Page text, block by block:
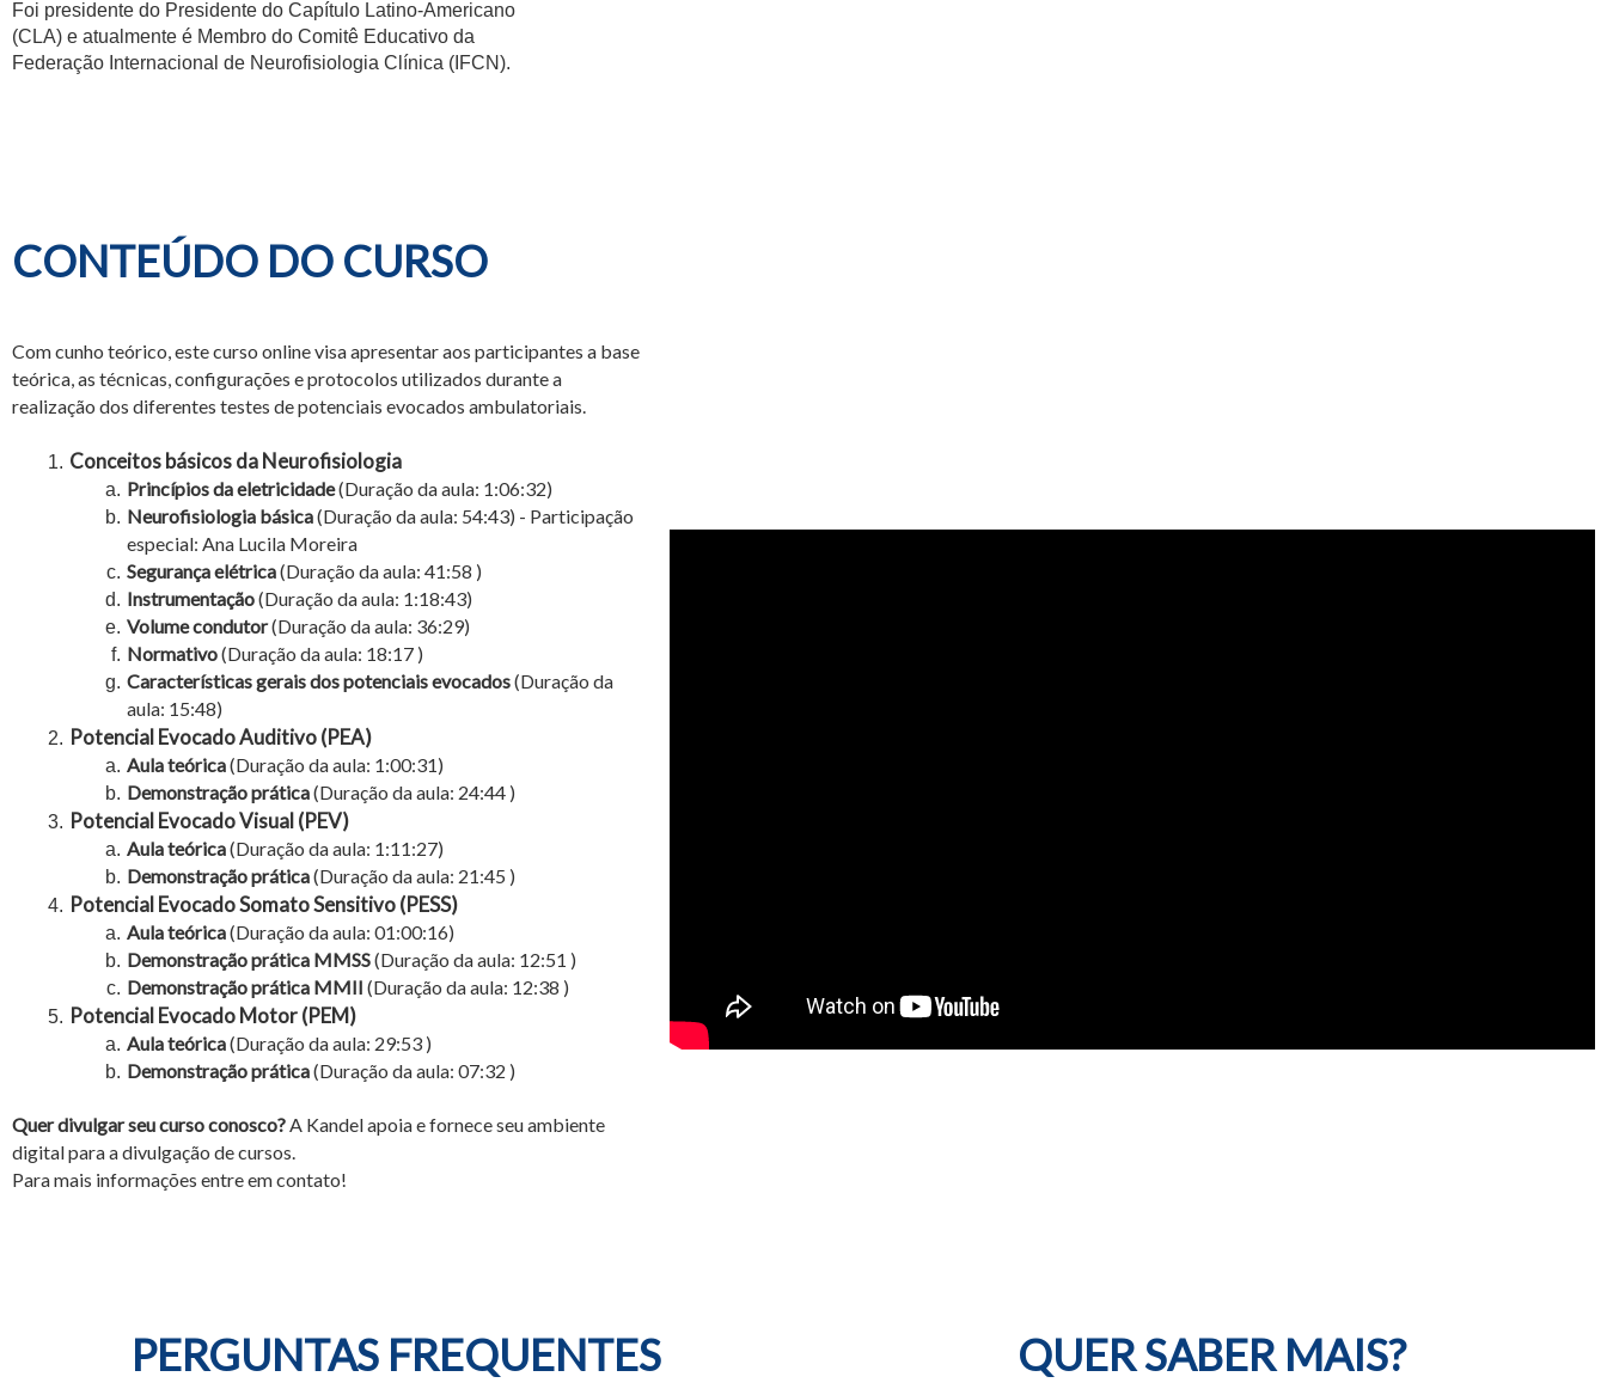
Foi presidente do Presidente do Capítulo Latino-Americano
(CLA) e atualmente é Membro do Comitê Educativo da
Federação Internacional de Neurofisiologia Clínica (IFCN).
CONTEÚDO DO CURSO
Com cunho teórico, este curso online visa apresentar aos participantes a base
teórica, as técnicas, configurações e protocolos utilizados durante a
realização dos diferentes testes de potenciais evocados ambulatoriais.
Conceitos básicos da Neurofisiologia
Princípios da eletricidade(Duração da aula: 1:06:32)
Neurofisiologia básica(Duração da aula: 54:43) - Participação
especial: Ana Lucila Moreira
Segurança elétrica(Duração da aula: 41:58 )
Instrumentação(Duração da aula: 1:18:43)
Volume condutor(Duração da aula: 36:29)
Normativo(Duração da aula: 18:17 )
Características gerais dos potenciais evocados(Duração da
aula: 15:48)
Potencial Evocado Auditivo (PEA)
Aula teórica(Duração da aula: 1:00:31)
Demonstração prática(Duração da aula: 24:44 )
Potencial Evocado Visual (PEV)
Aula teórica(Duração da aula: 1:11:27)
Demonstração prática(Duração da aula: 21:45 )
Potencial Evocado Somato Sensitivo (PESS)
Aula teórica(Duração da aula: 01:00:16)
Demonstração prática MMSS(Duração da aula: 12:51 )
Demonstração prática MMII (Duração da aula: 12:38 )
Potencial Evocado Motor (PEM)
Aula teórica(Duração da aula: 29:53 )
Demonstração prática(Duração da aula: 07:32 )
Quer divulgar seu curso conosco? A Kandel apoia e fornece seu ambiente
digital para a divulgação de cursos.
Para mais informações entre em contato!
PERGUNTAS FREQUENTES QUER SABER MAIS?